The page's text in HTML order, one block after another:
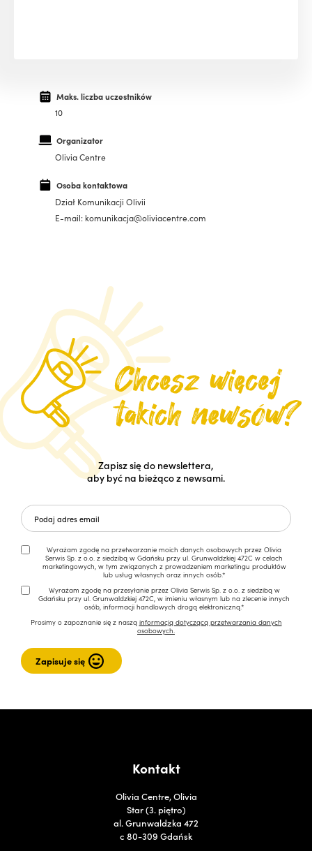
Maks. liczba uczestników
10
Organizator
Olivia Centre
Osoba kontaktowa
Dział Komunikacji Olivii
E-mail: komunikacja@oliviacentre.com
Zapisz się do newslettera,
aby być na bieżąco z newsami.
Wyrażam zgodę na przetwarzanie moich danych osobowych przez Olivia
Serwis Sp. z o.o. z siedzibą w Gdańsku przy ul. Grunwaldzkiej 472C w celach
marketingowych, w tym związanych z prowadzeniem marketingu produktów
lub usług własnych oraz innych osób.*
Wyrażam zgodę na przesyłanie przez Olivia Serwis Sp. z o.o. z siedzibą w
Gdańsku przy ul. Grunwaldzkiej 472C, w imieniu własnym lub na zlecenie innych
osób, informacji handlowych drogą elektroniczną.*
Prosimy o zapoznanie się z naszą informacją dotyczącą przetwarzania danych
osobowych.
Kontakt
Olivia Centre, Olivia
Star (3. piętro)
al. Grunwaldzka 472
c 80-309 Gdańsk